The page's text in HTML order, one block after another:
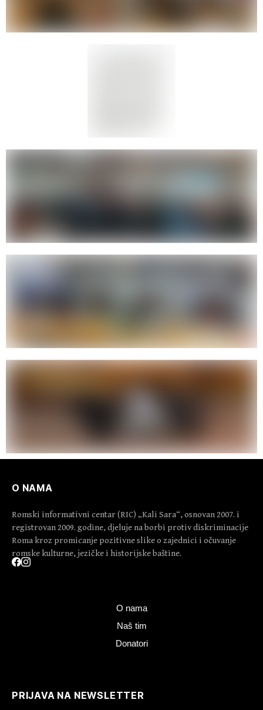
O NAMA
Romski informativni centar (RIC) „Kali Sara“, osnovan 2007. i
registrovan 2009. godine, djeluje na borbi protiv diskriminacije
Roma kroz promicanje pozitivne slike o zajednici i očuvanje
romske kulturne, jezičke i historijske baštine.
O nama
Naš tim
Donatori
PRIJAVA NA NEWSLETTER